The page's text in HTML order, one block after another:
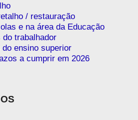
/ restauração
e na área da Educação
trabalhador
ensino superior
a cumprir em 2026